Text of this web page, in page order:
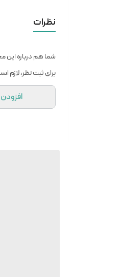
کرم رنگ یا
نظرات
شما هم درباره این
برای ثبت نظر، لازم